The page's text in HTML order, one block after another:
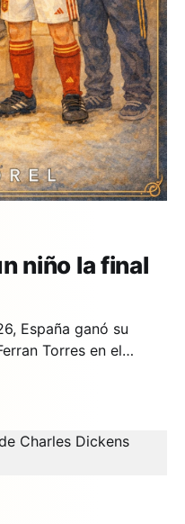
niño la final
España ganó su
Torres en el
vio